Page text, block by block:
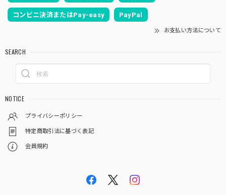
コンビニ決済またはPay-easy PayPal
お支払い方法について
SEARCH
NOTICE
プライバシーポリシー
特定商取引法に基づく表記
会員規約